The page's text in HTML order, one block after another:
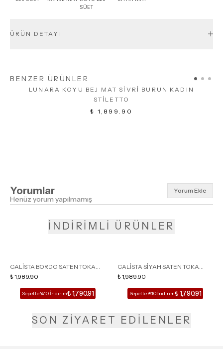
SÜET
ÜRÜN DETAYI
BENZER ÜRÜNLER
LUNARA KOYU BEJ MAT SİVRİ BURUN KADIN
STİLETTO
₺ 1,899.90
Yorumlar Yorum Ekle
Henüz yorum yapılmamış
İNDİRİMLİ ÜRÜNLER
CALİSTA BORDO SATEN TOKA
DETAY SİVRİ BURUN KADIN
TOPUKLU TERLİK
₺ 1,989.90
Sepette %10 İndirim₺ 1,790.91
CALİSTA SİYAH SATEN TOKA
DETAY SİVRİ BURUN KADIN
TOPUKLU TERLİK
₺ 1,989.90
Sepette %10 İndirim₺ 1,790.91
SON ZİYARET EDİLENLER